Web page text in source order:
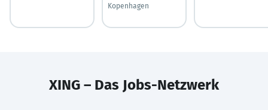
Kopenhagen
XING – Das Jobs-Netzwerk